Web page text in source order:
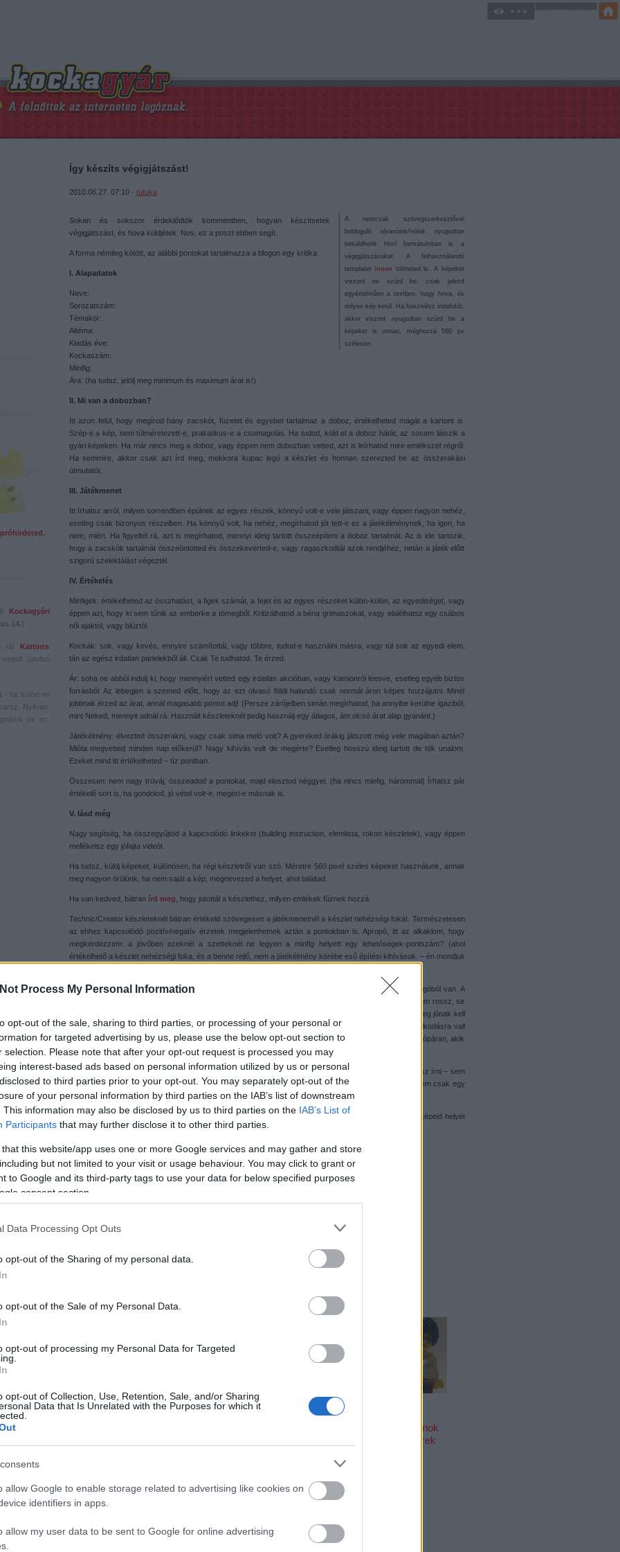
Process My Personal Information
opt-out of the sale, sharing to third parties, or processing of your personal or
for targeted advertising by us, please use the below opt-out section to
selection. Please note that after your opt-out request is processed you may
interest-based ads based on personal information utilized by us or personal
to third parties prior to your opt-out. You may separately opt-out of the
of your personal information by third parties on the IAB’s list of downstream
This information may also be disclosed by us to third parties on the IAB’s List of
Participants that may further disclose it to other third parties.
that this website/app uses one or more Google services and may gather and store
but not limited to your visit or usage behaviour. You may click to grant or
to Google and its third-party tags to use your data for below specified purposes
consent section.
Data Processing Opt Outs
opt-out of the Sharing of my personal data.
opt-out of the Sale of my Personal Data.
opt-out of processing my Personal Data for Targeted
opt-out of Collection, Use, Retention, Sale, and/or Sharing
Data that Is Unrelated with the Purposes for which it
allow Google to enable storage related to advertising like cookies on
identifiers in apps.
allow my user data to be sent to Google for online advertising
Kockagyári
14.)
rá!
Kattints
(utolsó
- ha tudod mi
Nyilván.
mi ez.
nem tudod
kattints!
árak
Így készíts végigjátszást!
2010.06.27. 07:10 - tutuka
A nemcsak szövegszerkesztővel
boldoguló olvasóink/íróink nyugodtan
beküldhetik html formátumban is a
végigjátszásukat. A felhasználandó
templatetinnen töltheted le. A képeket
viszont ne szúrd be, csak jelezd
egyértelműen a textben, hogy hova, és
milyen kép kerül. Ha használsz indafotót,
akkor viszont nyugodtan szúrd be a
képeket is onnan, méghozzá 560 px
szélesen.
Sokan és sokszor érdeklődtök kommentben, hogyan készítsetek
végigjátszást, és hova küldjétek. Nos, ez a poszt ebben segít.
A forma némileg kötött, az alábbi pontokat tartalmazza a blogon egy kritika:
I. Alapadatok
Neve:
Sorozatszám:
Témakör:
Altéma:
Kiadás éve:
Kockaszám:
Minifig:
Ára: (ha tudsz, jelölj meg minimum és maximum árat is!)
II. Mi van a dobozban?
Itt azon felül, hogy megírod hány zacskót, füzetet és egyebet tartalmaz a doboz, értékelheted magát a kartont is.
Szép-e a kép, nem túlméretezett-e, prakatikus-e a csomagolás. Ha tudod, küld el a doboz hátát, az sosem látszik a
gyári képeken. Ha már nincs meg a doboz, vagy éppen nem dobozban vetted, azt is leírhatod mire emlékszel régről.
Ha semmire, akkor csak azt írd meg, mekkora kupac legó a készlet és honnan szerezted be az összerakási
útmutatót.
III. Játékmenet
Itt írhatsz arról, milyen sorrendben épülnek az egyes részek, könnyű volt-e vele játszani, vagy éppen nagyon nehéz,
esetleg csak bizonyos részeiben. Ha könnyű volt, ha nehéz, megírhatod jót tett-e ez a játékélménynek, ha igen, ha
nem, miért. Ha figyeltél rá, azt is megírhatod, mennyi ideig tartott összeépíteni a doboz tartalmát. Az is ide tartozik,
hogy a zacskók tartalmát összeöntötted és összekeverted-e, vagy ragaszkodtál azok rendjéhez, netán a játék előtt
szigorú szelektálást végeztél.
IV. Értékelés
Minfigek: értékelheted az összhatást, a figek számát, a fejet és az egyes részeket külön-külön, az egyediséget, vagy
éppen azt, hogy ki sem tűnik az emberke a tömegből. Kritizálhatod a béna grimaszokat, vagy elalélhatsz egy csábos
női ajaktól, vagy blúztól.
Kockák: sok, vagy kevés, ennyire számítottál, vagy többre, tudod-e használni másra, vagy túl sok az egyedi elem,
tán az egész irdatlan panelekből áll. Csak Te tudhatod. Te érzed.
Ár: soha ne abból indulj ki, hogy mennyiért vetted egy irdatlan akcióban, vagy kamionról leesve, esetleg egyéb biztos
forrásból. Az lebegjen a szemed előtt, hogy az ezt olvasó földi halandó csak normál áron képes hozzájutni. Minél
jobbnak érzed az árat, annál magasabb pontot adj! (Persze zárójelben simán megírhatod, ha annyibe kerülne igaziból,
mint Neked, mennyit adnál rá. Használt készleteknél pedig használj egy átlagos, ám olcsó árat alap gyanánt.)
Játékélmény: élvezted összerakni, vagy csak sima meló volt? A gyereked órákig játszott még vele magában aztán?
Mióta megvetted minden nap előkerül? Nagy kihívás volt de megérte? Esetleg hosszú ideig tartott de tök unalom.
Ezeket mind itt értékelheted – tíz pontban.
Összesen: nem nagy trüváj, összeadod a pontokat, majd elosztod néggyel. (ha nincs minfig, hárommal) Írhatsz pár
értékelő sort is, ha gondolod, jó vétel volt-e, megéri-e másnak is.
V. lásd még
Nagy segítség, ha összegyűjtöd a kapcsolódó linkeket (building instruction, elemlista, rokon készletek), vagy éppen
mellékelsz egy jófajta videót.
Ha tudsz, küldj képeket, különösen, ha régi készletről van szó. Méretre 560 pixel széles képeket használunk, annak
meg nagyon örülünk, ha nem saját a kép, megnevezed a helyet, ahol találtad.
Ha van kedved, bátran írd meg , hogy jutottál a készlethez, milyen emlékek fűznek hozzá.
Technic/Creator készleteknél bátran értékeld szövegesen a játékmenetnél a készlet nehézségi fokát. Természetesen
az ehhez kapcsolódó pozitív/negatív érzetek megjelenhetnek aztán a pontokban is. Apropó, itt az alkaklom, hogy
megkérdezzem: a jövőben ezeknél a szetteknél ne legyen a minfig helyett egy lehetőségek-pontszám? (ahol
értékelhető a készlet nehézségi foka, és a benne rejlő, nem a játékélmény körébe eső építési kihívások. – én mondjuk
Ne feledkezz meg arról sem, hogykritikát
írsz épp. Attól még nem kell mindenre 10 pontot adni, hogy legóból van. A
tizes skálán az ötös és a hatos középút. Én például ötöst akkor adok, ha valami pont semmilyen, se nem rossz, se
nem jó, se nem keserít el, se nem lelkesít. A hatos épphogy csak valamilyen, a heteshez pedig már tényleg jónak kell
lenni, hiszen az már majdnem 10. Szóval no para, kiszórni egy ötöst még nem végítélet, sőt, érett gondolkodásra vall
:D. (Azért érzem fontosnak a pontozás objektivitását, mert biztos vagyok benne, hogy vannak/vagyunk jópáran, akik
a kritikák hatására választanak ki, vagy vetnek el egy-egy dobozt. Velem már többször megtörtént.)
Ha esetleg az tartana vissza a beküldéstől, hogy azt mondta általánosban egy hülye tanár, hogy nem tudsz írni – sem
jól, sem helyesen –, akkor azzal most pont ne foglalkozz, mert ez nem egy dolgozat fogalmazásból, hanem csak egy
blog. Ha arról van szó, segítek kipofozni, ami nem kóser: a kocka a lényeg, nem a betű.
És a legfontosabb: a kész irományt, mely készülhet bármilyen doksibanide küldheted be. (A doksiban a képeid helyét
és nevét jelöld, de magukat a képeket kérlek külön küldjed.)
Előre is nagy köszönet! (A blog, meg az olvasók nevében is.)
Nosztalgiáz(z)u
Kis magyar
Kis magyar
arcképcsarnok
(2.): zenészek
Golyópálya 2.0